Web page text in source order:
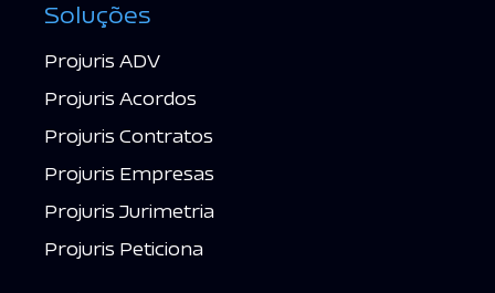
Soluções
Projuris ADV
Projuris Acordos
Projuris Contratos
Projuris Empresas
Projuris Jurimetria
Projuris Peticiona